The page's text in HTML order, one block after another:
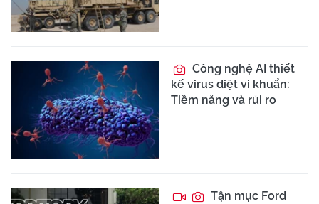
Công nghệ AI thiết
kế virus diệt vi khuẩn:
Tiềm năng và rủi ro
Tận mục Ford